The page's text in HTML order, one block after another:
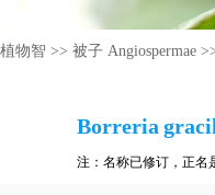
植物智 >> 被子 Angiospermae
Borreria
注：名称已修订，正名